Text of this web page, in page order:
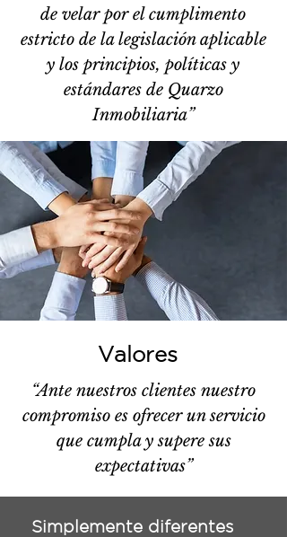
de velar por el cumplimento
estricto de la legislación aplicable
y los principios, políticas y
estándares de Quarzo
Inmobiliaria”
Valores
“Ante nuestros clientes nuestro
compromiso es ofrecer un servicio
que cumpla y supere sus
expectativas”
Simplemente diferentes